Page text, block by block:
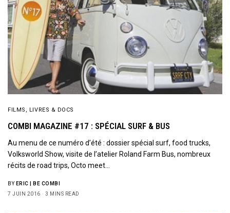
FILMS, LIVRES & DOCS
COMBI MAGAZINE #17 : SPÉCIAL SURF & BUS
Au menu de ce numéro d’été : dossier spécial surf, food trucks,
Volksworld Show, visite de l’atelier Roland Farm Bus, nombreux
récits de road trips, Octo meet…
BY ERIC | BE COMBI
7 JUIN 2016
3 MINS READ